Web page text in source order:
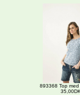
893368 Top med